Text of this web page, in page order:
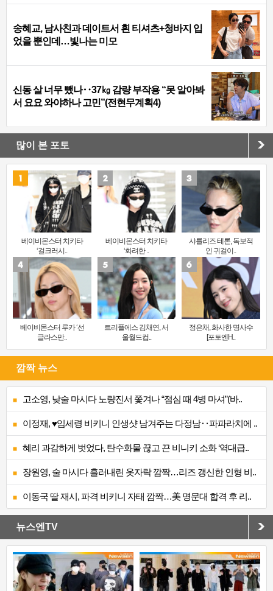
송혜교, 남사친과 데이트서 흰 티셔츠+청바지 입
었을 뿐인데…빛나는 미모
신동 살 너무 뺐나‥37㎏ 감량 부작용 “못 알아봐
서 요요 와야하나 고민”(전현무계획4)
많이 본 포토
베이비몬스터 치키타
‘걸크러시..
베이비몬스터 치키타
‘화려한 ..
샤를리즈 테론, 독보적
인 귀걸이..
베이비몬스터 루카 ‘선
글라스만..
트리플에스 김채연, 서
울월드컵..
정은채, 화사한 명사수
[포토엔H..
깜짝 뉴스
고소영, 낮술 마시다 노량진서 쫓겨나 “점심 때 4병 마셔”(바..
이정재, ♥임세령 비키니 인생샷 남겨주는 다정남‥파파라치에 ..
혜리 과감하게 벗었다, 탄수화물 끊고 끈 비니키 소화 ‘역대급..
장원영, 술 마시다 흘러내린 옷자락 깜짝…리즈 갱신한 인형 비..
이동국 딸 재시, 파격 비키니 자태 깜짝…美 명문대 합격 후 리..
뉴스엔TV